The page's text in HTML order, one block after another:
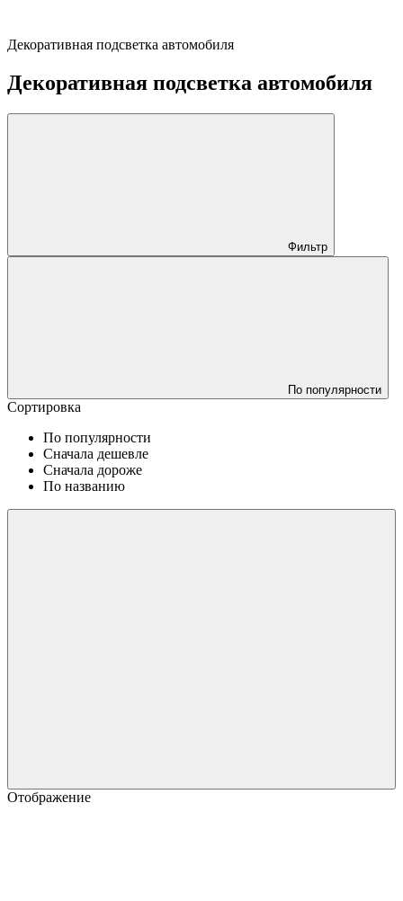
Декоративная подсветка автомобиля
Декоративная подсветка автомобиля
Фильтр
По популярности
Сортировка
По популярности
Сначала дешевле
Сначала дороже
По названию
Отображение